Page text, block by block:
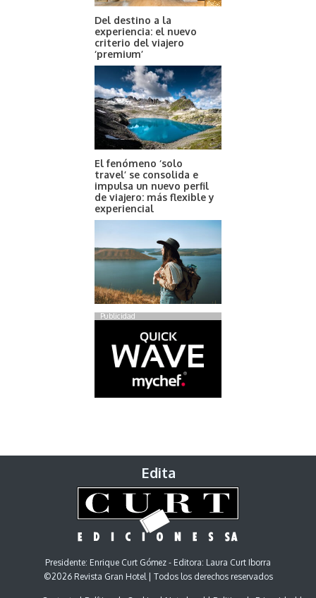
Del destino a la
experiencia: el nuevo
criterio del viajero
‘premium’
El fenómeno ‘solo
travel’ se consolida e
impulsa un nuevo perfil
de viajero: más flexible y
experiencial
Publicidad
Edita
Presidente: Enrique Curt Gómez - Editora: Laura Curt Iborra
©2026 Revista Gran Hotel | Todos los derechos reservados